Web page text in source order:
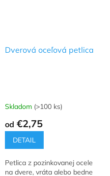
Dverová oceľová petlica
Skladom (>100 ks)
od €2,75
DETAIL
Petlica z pozinkovanej ocele
na dvere, vráta alebo bedne